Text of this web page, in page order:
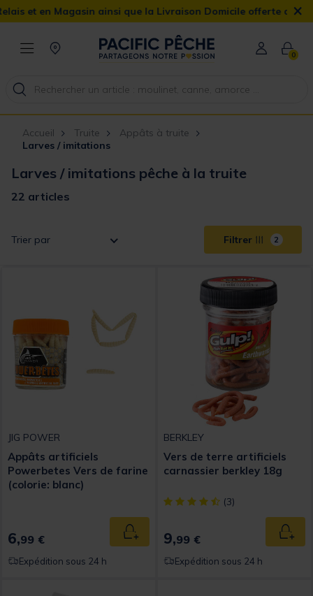
ainsi que la Livraison Domicile offerte dès 90€ ×
0
Accueil Truite
Appâts à truite
Larves / imitations
Larves / imitations pêche à la truite
22 articles
Trier par Filtrer 2
JIG POWER
Appâts artificiels
Powerbetes Vers de farine
(colorie: blanc)
6,99 € Ajouter au panier
Expédition sous 24 h
BERKLEY
Vers de terre artificiels
carnassier berkley 18g
[object Object] out of 5
(3)
9,99 €
Expédition sous 24 h